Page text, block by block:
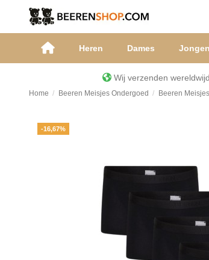
Heren Dames
Wij verzenden
Home Beeren Meisjes Ondergoed Beeren
-16,67%